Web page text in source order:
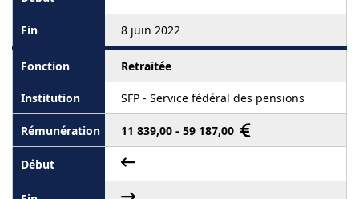
8 juin 2022
Retraitée
SFP - Service fédéral des pensions
11 839,00 - 59 187,00